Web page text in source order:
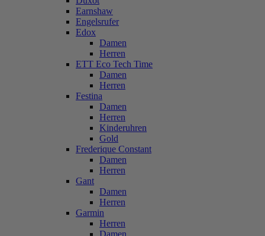
Earnshaw
Engelsrufer
Edox
Damen
Herren
ETT Eco Tech Time
Damen
Herren
Festina
Damen
Herren
Kinderuhren
Gold
Frederique Constant
Damen
Herren
Gant
Damen
Herren
Garmin
Herren
Damen